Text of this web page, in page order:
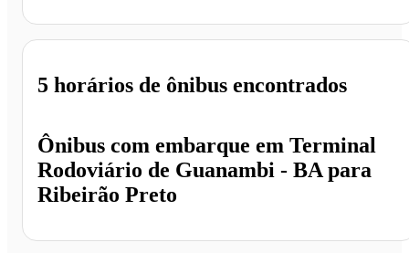
Ônibus com embarque em Terminal
Rodoviário de Guanambi - BApara
Ribeirão Preto
5 horários de ônibus encontrados